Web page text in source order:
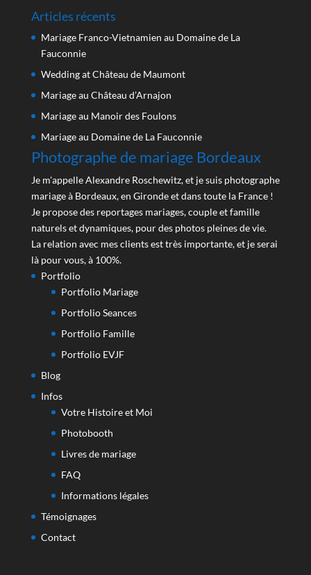
Articles récents
Mariage Franco-Vietnamien au Domaine de La
Fauconnie
Wedding at Château de Maumont
Mariage au Château d’Arnajon
Mariage au Manoir des Foulons
Mariage au Domaine de La Fauconnie
Photographe de mariage Bordeaux
Je m'appelle Alexandre Roschewitz, et je suis photographe
mariage à Bordeaux, en Gironde et dans toute la France !
Je propose des reportages mariages, couple et famille
naturels et dynamiques, pour des photos pleines de vie.
La relation avec mes clients est très importante, et je serai
là pour vous, à 100%.
Portfolio
Portfolio Mariage
Portfolio Seances
Portfolio Famille
Portfolio EVJF
Blog
Infos
Votre Histoire et Moi
Photobooth
Livres de mariage
FAQ
Informations légales
Témoignages
Contact